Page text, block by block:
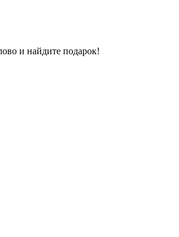
и найдите подарок!